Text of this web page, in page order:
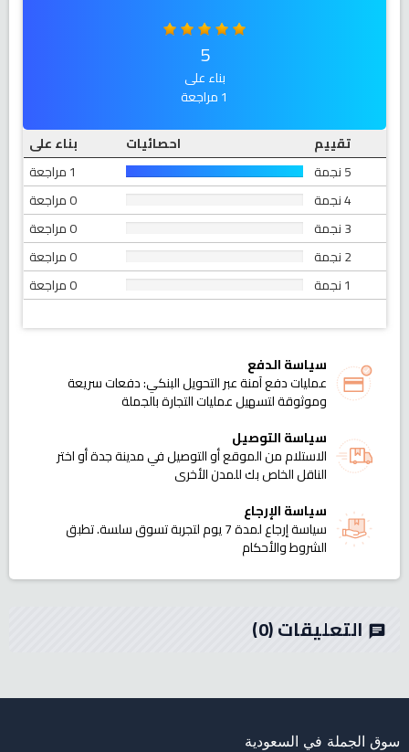
5
بناء على
1 مراجعة
تقييم
احصائيات
بناء على
5 نجمة
1 مراجعة
4 نجمة
0 مراجعة
3 نجمة
0 مراجعة
2 نجمة
0 مراجعة
1 نجمة
0 مراجعة
سياسة الدفع
عمليات دفع آمنة عبر التحويل البنكي: دفعات سريعة
وموثوقة لتسهيل عمليات التجارة بالجملة
سياسة التوصيل
الاستلام من الموقع أو التوصيل في مدينة جدة أو اختر
الناقل الخاص بك للمدن الأخرى
سياسة الإرجاع
سياسة إرجاع لمدة 7 يوم لتجربة تسوق سلسة. تطبق
الشروط والأحكام
chat التعليقات(0)
سوق الجملة في السعودية